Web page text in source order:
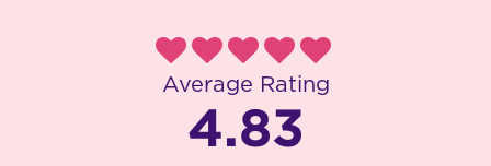
Average Rating
4.83